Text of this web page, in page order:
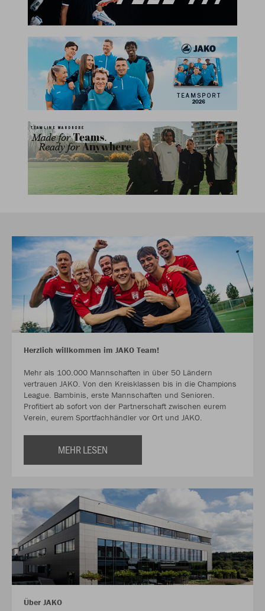
Herzlich willkommen im JAKO Team!
Mehr als 100.000 Mannschaften in über 50 Ländern
vertrauen JAKO. Von den Kreisklassen bis in die Champions
League. Bambinis, erste Mannschaften und Senioren.
Profitiert ab sofort von der Partnerschaft zwischen eurem
Verein, eurem Sportfachhändler vor Ort und JAKO.
MEHR LESEN
Über JAKO